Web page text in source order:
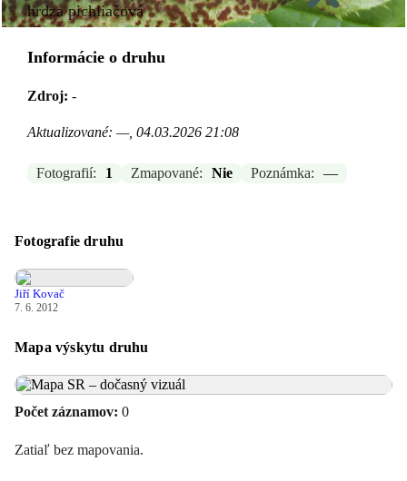
hrdza pichliačová
Informácie o druhu
Zdroj: -
Aktualizované: —, 04.03.2026 21:08
Fotografií: 1 Zmapované: Nie Poznámka: —
Fotografie druhu
Jiří Kovač
7. 6. 2012
Mapa výskytu druhu
Počet záznamov: 0
Zatiaľ bez mapovania.